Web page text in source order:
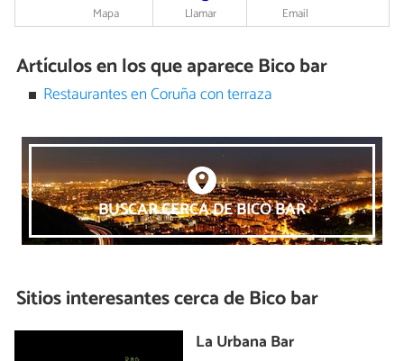
Mapa Llamar Email
Artículos en los que aparece Bico bar
Restaurantes en Coruña con terraza
BUSCAR CERCA DE BICO BAR
Sitios interesantes cerca deBico bar
La Urbana Bar